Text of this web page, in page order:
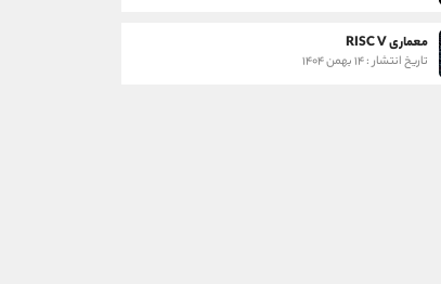
معماری RISC V
تاریخ انتشار : ۱۴ بهمن ۱۴۰۴